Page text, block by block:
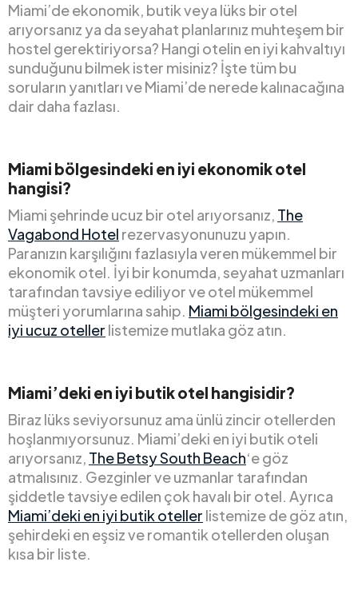
Miami’de ekonomik, butik veya lüks bir otel
arıyorsanız ya da seyahat planlarınız muhteşem bir
hostel gerektiriyorsa? Hangi otelin en iyi kahvaltıyı
sunduğunu bilmek ister misiniz? İşte tüm bu
soruların yanıtları ve Miami’de nerede kalınacağına
dair daha fazlası.
Miami bölgesindeki en iyi ekonomik otel
hangisi?
Miami şehrinde ucuz bir otel arıyorsanız, The
Vagabond Hotel rezervasyonunuzu yapın.
Paranızın karşılığını fazlasıyla veren mükemmel bir
ekonomik otel. İyi bir konumda, seyahat uzmanları
tarafından tavsiye ediliyor ve otel mükemmel
müşteri yorumlarına sahip. Miami bölgesindeki en
iyi ucuz oteller listemize mutlaka göz atın.
Miami’deki en iyi butik otel hangisidir?
Biraz lüks seviyorsunuz ama ünlü zincir otellerden
hoşlanmıyorsunuz. Miami’deki en iyi butik oteli
arıyorsanız, The Betsy South Beach‘e göz
atmalısınız. Gezginler ve uzmanlar tarafından
şiddetle tavsiye edilen çok havalı bir otel. Ayrıca
Miami’deki en iyi butik oteller listemize de göz atın,
şehirdeki en eşsiz ve romantik otellerden oluşan
kısa bir liste.